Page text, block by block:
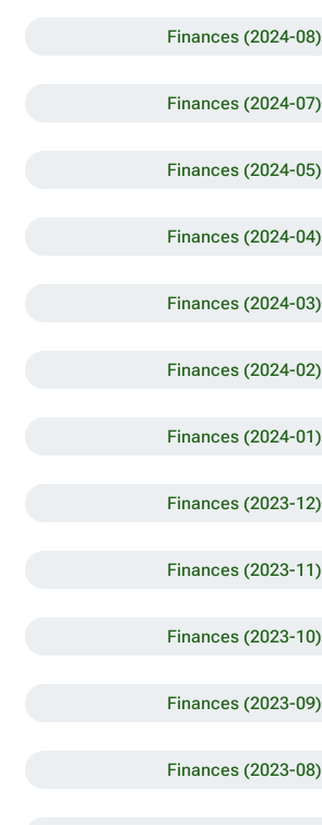
Finances (2024-08)
Finances (2024-07)
Finances (2024-05)
Finances (2024-04)
Finances (2024-03)
Finances (2024-02)
Finances (2024-01)
Finances (2023-12)
Finances (2023-11)
Finances (2023-10)
Finances (2023-09)
Finances (2023-08)